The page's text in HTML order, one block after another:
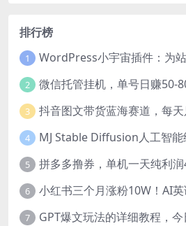
排行榜
1
2
3
4
5
6
7